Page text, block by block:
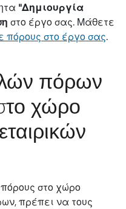
"Δημιουργία
στο έργο σας. Μάθετε
πόρους στο έργο σας.
πόρων
χώρο
στο χώρο
πρέπει να τους